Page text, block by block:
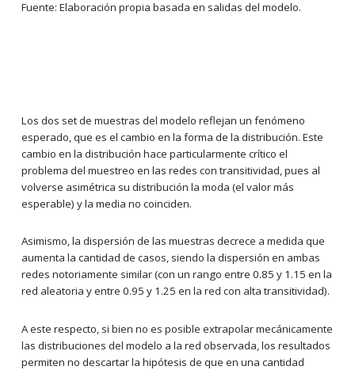
Fuente: Elaboración propia basada en salidas del modelo.
Los dos set de muestras del modelo reflejan un fenómeno
esperado, que es el cambio en la forma de la distribución. Este
cambio en la distribución hace particularmente crítico el
problema del muestreo en las redes con transitividad, pues al
volverse asimétrica su distribución la moda (el valor más
esperable) y la media no coinciden.
Asimismo, la dispersión de las muestras decrece a medida que
aumenta la cantidad de casos, siendo la dispersión en ambas
redes notoriamente similar (con un rango entre 0.85 y 1.15 en la
red aleatoria y entre 0.95 y 1.25 en la red con alta transitividad).
A este respecto, si bien no es posible extrapolar mecánicamente
las distribuciones del modelo a la red observada, los resultados
permiten no descartar la hipótesis de que en una cantidad